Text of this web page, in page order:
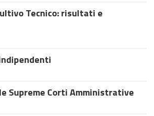
Tecnico: risultati e
Supreme Corti Amministrative